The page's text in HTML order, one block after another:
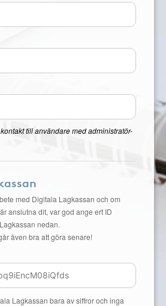
till användare med administratör-
med Digitala Lagkassan och om
anslutna dit, var god ange ert ID
nedan.
även bra att göra senare!
Lagkassan bara av siffror och inga